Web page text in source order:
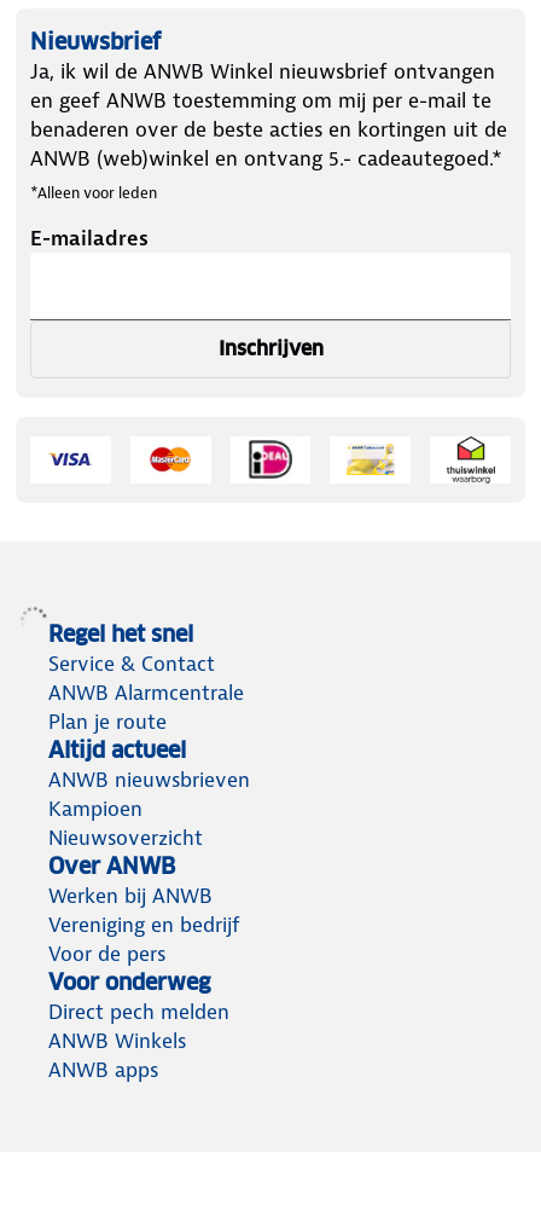
Nieuwsbrief
Ja, ik wil de ANWB Winkel nieuwsbrief ontvangen
en geef ANWB toestemming om mij per e-mail te
benaderen over de beste acties en kortingen uit de
ANWB (web)winkel en ontvang 5.- cadeautegoed.*
*Alleen voor leden
E-mailadres
Inschrijven
Regel het snel
Service & Contact
ANWB Alarmcentrale
Plan je route
Altijd actueel
ANWB nieuwsbrieven
Kampioen
Nieuwsoverzicht
Over ANWB
Werken bij ANWB
Vereniging en bedrijf
Voor de pers
Voor onderweg
Direct pech melden
ANWB Winkels
ANWB apps